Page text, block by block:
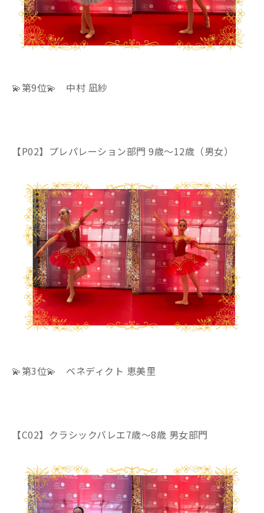
💫第9位💫 中村 凪紗
【P02】プレパレーション部門 9歳～12歳（男女）
💫第3位💫 ベネディクト 恵美里
【C02】クラシックバレエ7歳～8歳 男女部門